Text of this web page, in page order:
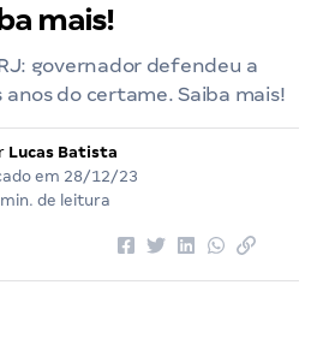
mais!
governador defendeu a
anos do certame. Saiba mais!
Lucas Batista
em 28/12/23
de leitura